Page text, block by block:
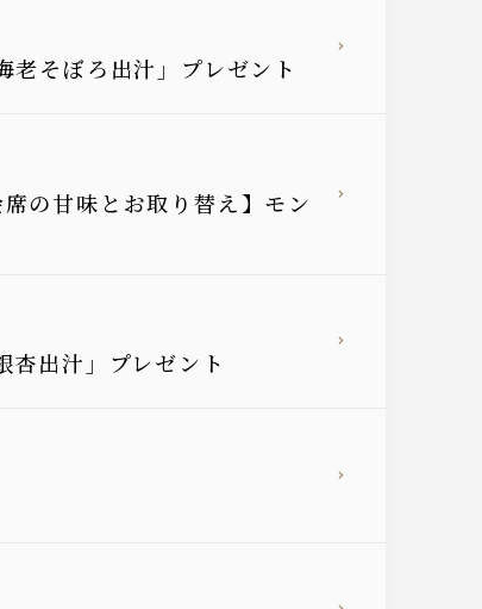
そぼろ出汁」プレゼント
の甘味とお取り替え】モン
出汁」プレゼント